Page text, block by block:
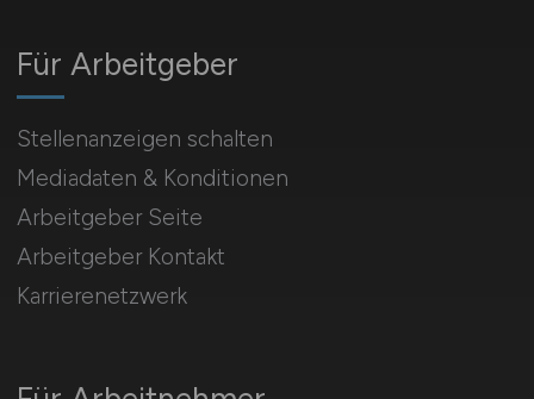
Für Arbeitgeber
Stellenanzeigen schalten
Mediadaten & Konditionen
Arbeitgeber Seite
Arbeitgeber Kontakt
Karrierenetzwerk